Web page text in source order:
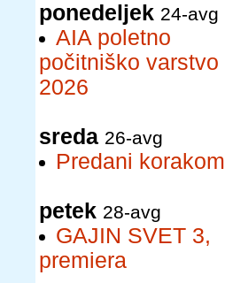
ponedeljek 24-avg
AIA poletno
počitniško varstvo
2026
sreda 26-avg
Predani korakom
petek 28-avg
GAJIN SVET 3,
premiera